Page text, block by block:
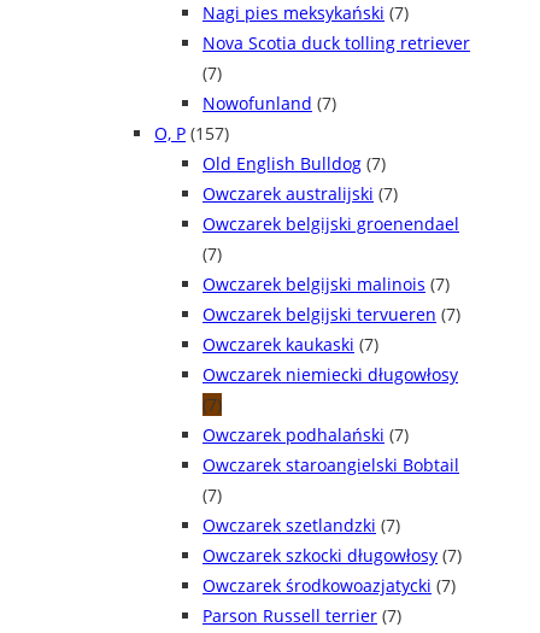
Nagi pies meksykański (7)
Nova Scotia duck tolling retriever
(7)
Nowofunland (7)
O, P (157)
Old English Bulldog (7)
Owczarek australijski (7)
Owczarek belgijski groenendael
(7)
Owczarek belgijski malinois (7)
Owczarek belgijski tervueren (7)
Owczarek kaukaski (7)
Owczarek niemiecki długowłosy
(7)
Owczarek podhalański (7)
Owczarek staroangielski Bobtail
(7)
Owczarek szetlandzki (7)
Owczarek szkocki długowłosy (7)
Owczarek środkowoazjatycki (7)
Parson Russell terrier (7)